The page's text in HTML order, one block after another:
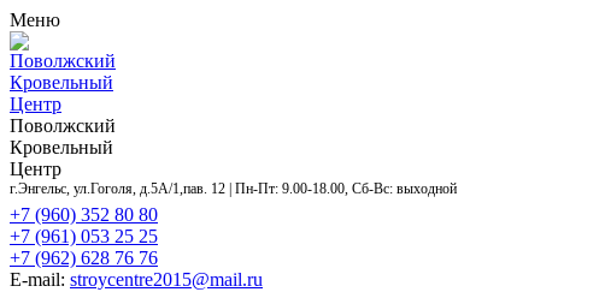
Меню
Поволжский
Кровельный
Центр
Поволжский
Кровельный
Центр
г.Энгельс, ул.Гоголя, д.5А/1,пав. 12 | Пн-Пт: 9.00-18.00, Сб-Вс: выходной
+7 (960) 352 80 80
+7 (961) 053 25 25
+7 (962) 628 76 76
E-mail: stroycentre2015@mail.ru